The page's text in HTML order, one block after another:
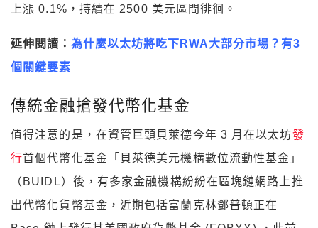
上漲 0.1%，持續在 2500 美元區間徘徊。
延伸閱讀： 為什麼以太坊將吃下RWA大部分市場？有3
個關鍵要素
傳統金融搶發代幣化基金
值得注意的是，在資管巨頭貝萊德今年 3 月在以太坊發
行首個代幣化基金「貝萊德美元機構數位流動性基金」
（BUIDL）後，有多家金融機構紛紛在區塊鏈網路上推
出代幣化貨幣基金，近期包括富蘭克林鄧普頓正在